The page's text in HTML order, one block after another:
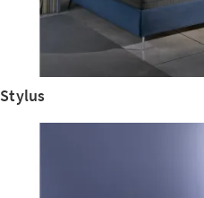
Stylus